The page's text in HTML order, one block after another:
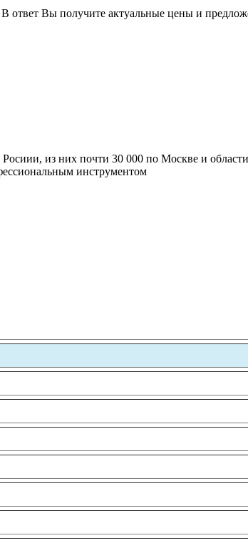
ответ Вы получите актуальные цены и
из них почти 30 000 по Москве и
инструментом